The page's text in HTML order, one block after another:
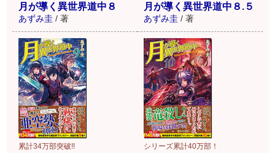
月が導く異世界道中８
あずみ圭 / 著
月が導く異世界道中８.５
あずみ圭 / 著
累計34万部突破!! シリーズ累計40万部！